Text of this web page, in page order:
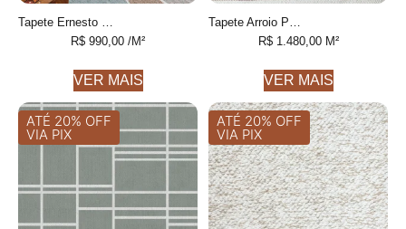
R$ 990,00 /M²
VER MAIS
R$1.480,00M²
VER MAIS
ATÉ 20% OFF
VIA PIX
ATÉ 20% OFF
VIA PIX